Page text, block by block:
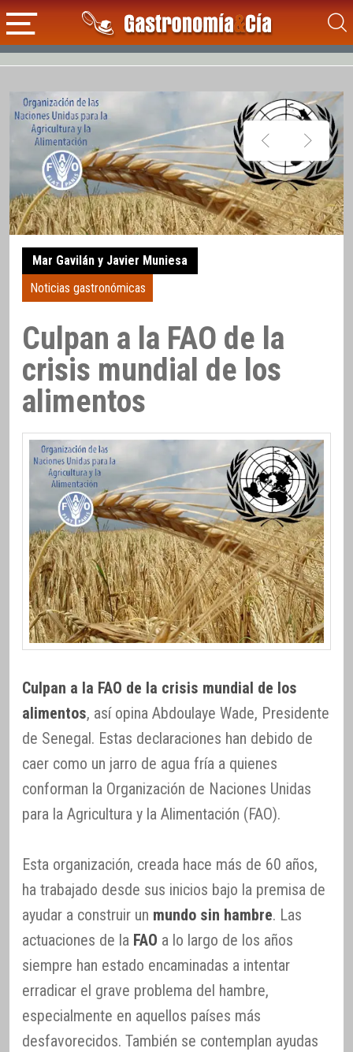
Mar Gavilán y Javier Muniesa
Noticias gastronómicas
Culpan a la FAO de la
crisis mundial de los
alimentos
Culpan a la FAO de la crisis mundial de los
alimentos, así opina Abdoulaye Wade, Presidente
de Senegal. Estas declaraciones han debido de
caer como un jarro de agua fría a quienes
conforman la Organización de Naciones Unidas
para la Agricultura y la Alimentación (FAO).
Esta organización, creada hace más de 60 años,
ha trabajado desde sus inicios bajo la premisa de
ayudar a construir un mundo sin hambre. Las
actuaciones de la FAO a lo largo de los años
siempre han estado encaminadas a intentar
erradicar el grave problema del hambre,
especialmente en aquellos países más
desfavorecidos. También se contemplan ayudas